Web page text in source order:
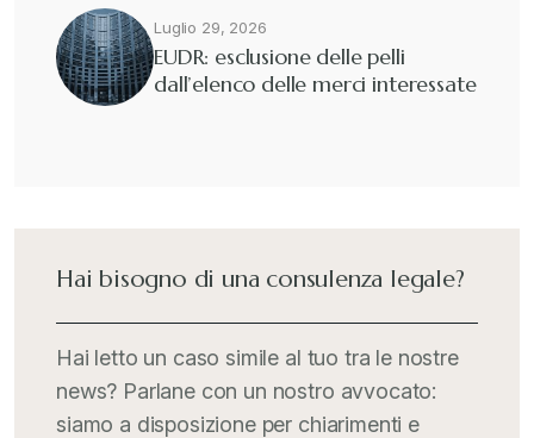
Luglio 29, 2026
EUDR: esclusione delle pelli
dall’elenco delle merci interessate
Hai bisogno di una consulenza legale?
Hai letto un caso simile al tuo tra le nostre
news? Parlane con un nostro avvocato:
siamo a disposizione per chiarimenti e